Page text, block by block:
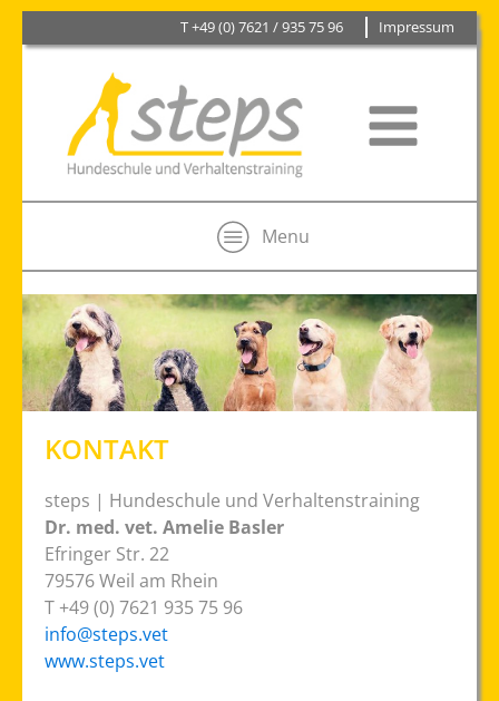
T +49 (0) 7621 / 935 75 96 Impressum
Menu
KONTAKT
steps | Hundeschule und Verhaltenstraining
Dr. med. vet. Amelie Basler
Efringer Str. 22
79576 Weil am Rhein
T +49 (0) 7621 935 75 96
info@steps.vet
www.steps.vet